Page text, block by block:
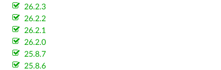
26.2.3
26.2.2
26.2.1
26.2.0
25.8.7
25.8.6